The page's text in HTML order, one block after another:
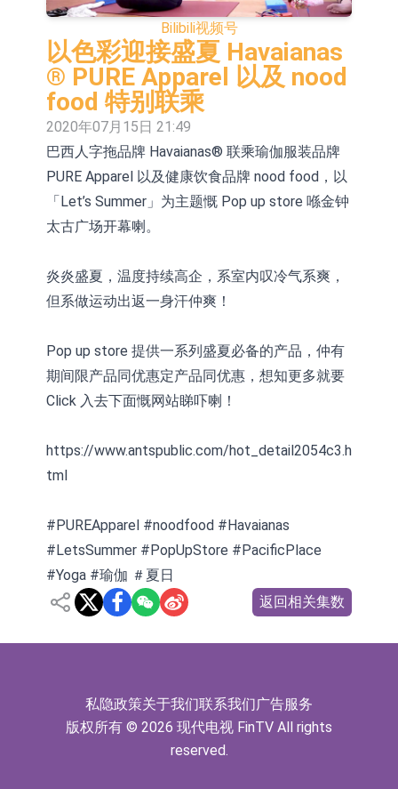
度调价的模式
【异动股】汽车整车板块下挫，北汽
蓝谷(600733.CN)跌6.38%
【异动股】港股涨幅榜前十，生物系
统工程股权(02902.HK)涨+231.25%，
中国智能健康(00348.HK)涨+133.33%
【异动股】钨板块拉升，中钨高新
(000657.CN)涨7.24%
【异动股】昨日打二板以上表现板块
拉升，欣天科技(300615.CN)涨
19.97%
【异动股】港股跌幅榜前十，天瑞汽
车内饰(06162.HK)跌18.00%，德信服
务集团(02215.HK)跌16.33%
和光智成完成天使轮数千万融资
10年期港元特区政府机构债券将于
2026年8月12日透过重开进行投标
1年期港元隔夜平均指数挂钩债券将
Bilibili视频号
以色彩迎接盛夏 Havaianas
® PURE Apparel 以及 nood
food 特别联乘
2020年07月15日 21:49
巴西人字拖品牌 Havaianas® 联乘瑜伽服装品牌
PURE Apparel 以及健康饮食品牌 nood food，以
「Let’s Summer」为主题慨 Pop up store 喺金钟
太古广场开幕喇。
炎炎盛夏，温度持续高企，系室内叹冷气系爽，
但系做运动出返一身汗仲爽！
Pop up store 提供一系列盛夏必备的产品，仲有
期间限产品同优惠定产品同优惠，想知更多就要
Click 入去下面慨网站睇吓喇！
https://www.antspublic.com/hot_detail2054c3.h
tml
#PUREApparel #noodfood #Havaianas
#LetsSummer #PopUpStore #PacificPlace
#Yoga #瑜伽 ＃夏日
返回相关集数
私隐政策关于我们联系我们广告服务
版权所有 © 2026 现代电视 FinTV All rights
reserved.